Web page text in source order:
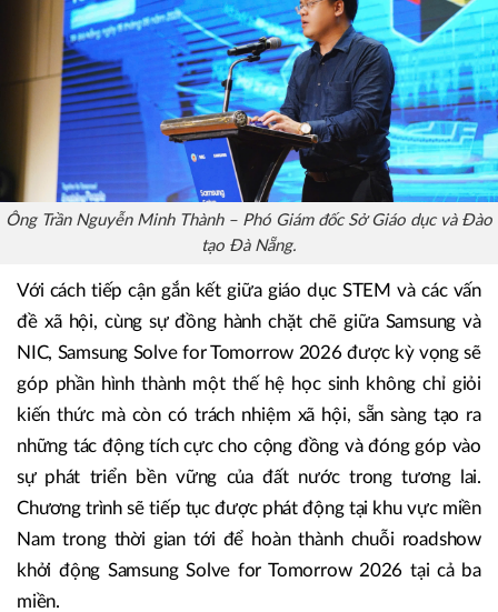
Ông Trần Nguyễn Minh Thành – Phó Giám đốc Sở Giáo dục và Đào
tạo Đà Nẵng.
Với cách tiếp cận gắn kết giữa giáo dục STEM và các vấn
đề xã hội, cùng sự đồng hành chặt chẽ giữa Samsung và
NIC, Samsung Solve for Tomorrow 2026 được kỳ vọng sẽ
góp phần hình thành một thế hệ học sinh không chỉ giỏi
kiến thức mà còn có trách nhiệm xã hội, sẵn sàng tạo ra
những tác động tích cực cho cộng đồng và đóng góp vào
sự phát triển bền vững của đất nước trong tương lai.
Chương trình sẽ tiếp tục được phát động tại khu vực miền
Nam trong thời gian tới để hoàn thành chuỗi roadshow
khởi động Samsung Solve for Tomorrow 2026 tại cả ba
miền.